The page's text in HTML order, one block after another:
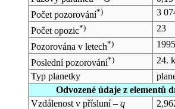
Počet pozorování*)
3
Počet opozic*)
23
Pozorována v letech*)
Poslední pozorování*)
24.
Typ planetky
Odvozené údaje z elementů
Vzdálenost v přísluní – q